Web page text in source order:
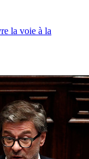
la voie à la